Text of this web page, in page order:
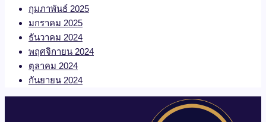
กุมภาพันธ์ 2025
มกราคม 2025
ธันวาคม 2024
พฤศจิกายน 2024
ตุลาคม 2024
กันยายน 2024